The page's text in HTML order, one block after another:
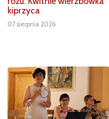
kiprzyca
07 sierpnia 2026